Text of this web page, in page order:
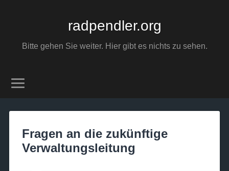
radpendler.org
Bitte gehen Sie weiter. Hier gibt es nichts zu sehen.
Fragen an die zukünftige
Verwaltungsleitung